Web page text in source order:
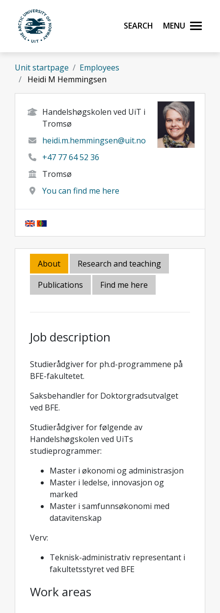
Skip to main content
UiT The Arctic University of Norway
Search Menu
Unit startpage
Employees
Heidi M Hemmingsen
Handelshøgskolen ved UiT i
Tromsø
heidi.m.hemmingsen@uit.no
+47 77 64 52 36
Tromsø
You can find me here
About
Research and teaching
Publications
Find me here
Job description
Studierådgiver for ph.d-programmene på
BFE-fakultetet.
Saksbehandler for Doktorgradsutvalget
ved BFE.
Studierådgiver for følgende av
Handelshøgskolen ved UiTs
studieprogrammer:
Master i økonomi og administrasjon
Master i ledelse, innovasjon og
marked
Master i samfunnsøkonomi med
datavitenskap
Verv:
Teknisk-administrativ representant i
fakultetsstyret ved BFE
Work areas